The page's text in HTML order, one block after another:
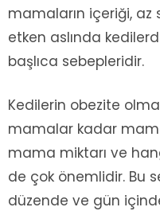
mamaların içeriği,
etken aslında
başlıca sebepleridir.
Kedilerin obezite
mamalar kadar
mama miktarı ve
de çok önemlidir. Bu
düzende ve gün